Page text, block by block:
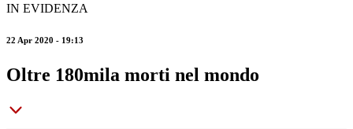
IN EVIDENZA
22 Apr 2020 - 19:13
Oltre 180mila morti nel mondo